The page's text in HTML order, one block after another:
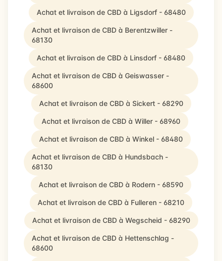
Achat et livraison de CBD à Ligsdorf - 68480
Achat et livraison de CBD à Berentzwiller -
68130
Achat et livraison de CBD à Linsdorf - 68480
Achat et livraison de CBD à Geiswasser -
68600
Achat et livraison de CBD à Sickert - 68290
Achat et livraison de CBD à Willer - 68960
Achat et livraison de CBD à Winkel - 68480
Achat et livraison de CBD à Hundsbach -
68130
Achat et livraison de CBD à Rodern - 68590
Achat et livraison de CBD à Fulleren - 68210
Achat et livraison de CBD à Wegscheid - 68290
Achat et livraison de CBD à Hettenschlag -
68600